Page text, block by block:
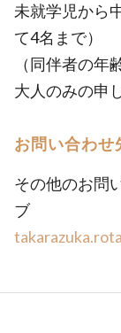
未就学児から
て4名まで）
（同伴者の年
大人のみの申
お問い合わせ
その他のお問
ブ